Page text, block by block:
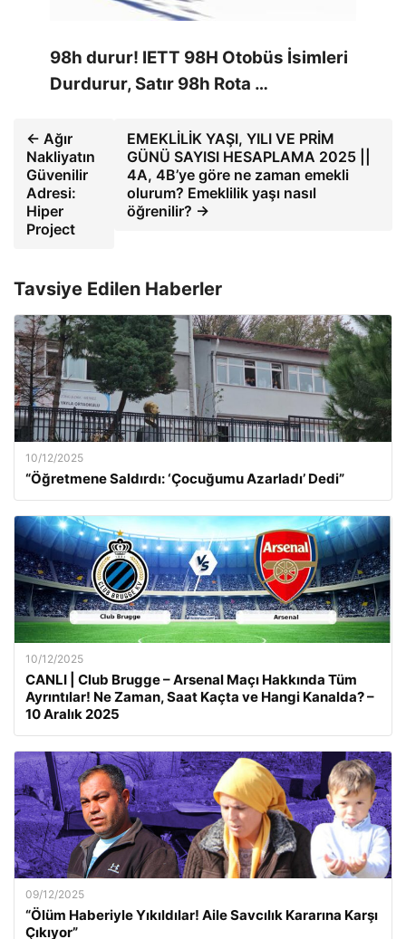
98h durur! IETT 98H Otobüs İsimleri
Durdurur, Satır 98h Rota …
← Ağır
Nakliyatın
Güvenilir
Adresi:
Hiper
Project
EMEKLİLİK YAŞI, YILI VE PRİM
GÜNÜ SAYISI HESAPLAMA 2025 ||
4A, 4B’ye göre ne zaman emekli
olurum? Emeklilik yaşı nasıl
öğrenilir? →
Tavsiye Edilen Haberler
10/12/2025
“Öğretmene Saldırdı: ‘Çocuğumu Azarladı’ Dedi”
10/12/2025
CANLI | Club Brugge – Arsenal Maçı Hakkında Tüm
Ayrıntılar! Ne Zaman, Saat Kaçta ve Hangi Kanalda? –
10 Aralık 2025
09/12/2025
“Ölüm Haberiyle Yıkıldılar! Aile Savcılık Kararına Karşı
Çıkıyor”